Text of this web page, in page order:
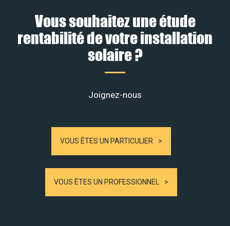
Vous souhaitez une étude
rentabilité de votre installation
solaire ?
Joignez-nous
VOUS ÊTES UN PARTICULIER
VOUS ÊTES UN PROFESSIONNEL